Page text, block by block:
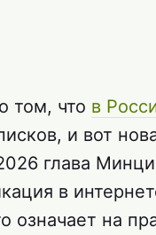
том, что в
и вот
глава
в
означает на